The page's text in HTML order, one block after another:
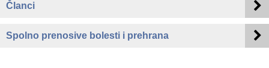
Članci
Spolno prenosive bolesti i prehrana